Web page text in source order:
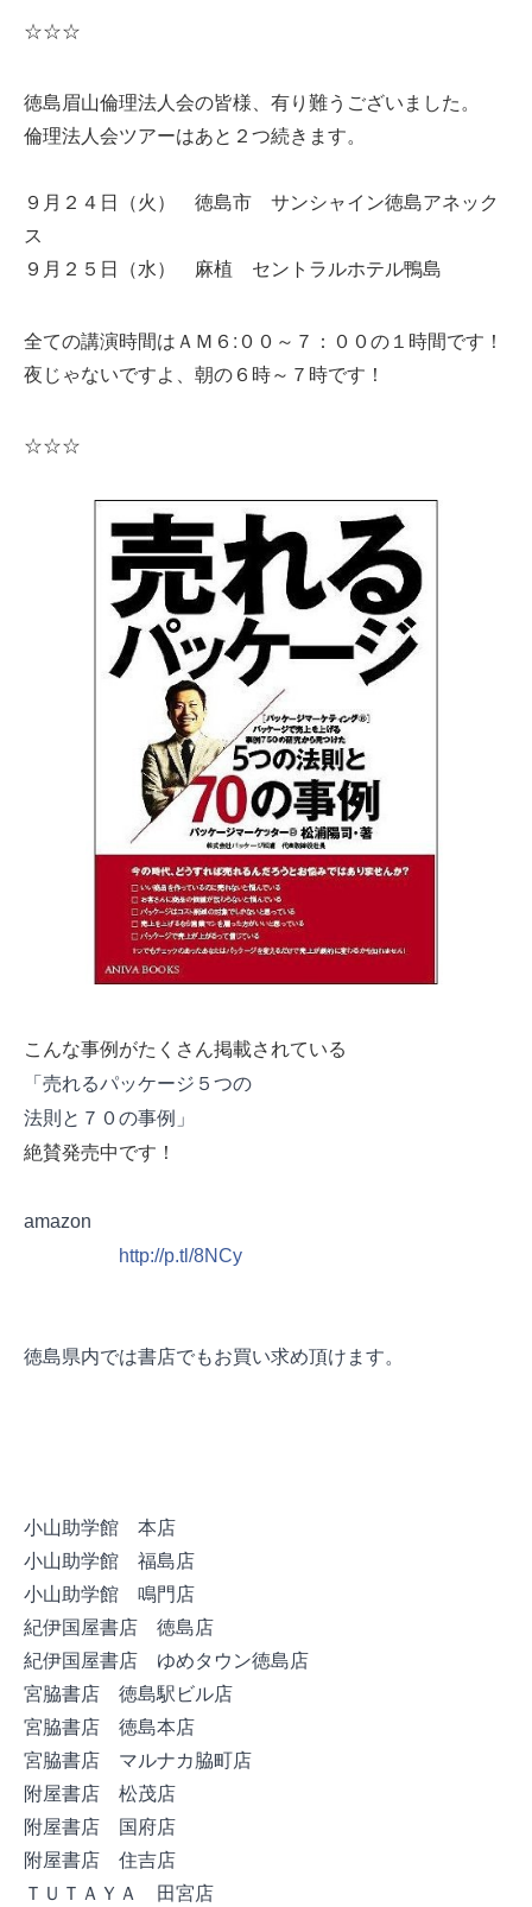
☆☆☆
徳島眉山倫理法人会の皆様、有り難うございました。
倫理法人会ツアーはあと２つ続きます。
９月２４日（火） 徳島市 サンシャイン徳島アネック
ス
９月２５日（水） 麻植 セントラルホテル鴨島
全ての講演時間はＡＭ６:００～７：００の１時間です！
夜じゃないですよ、朝の６時～７時です！
☆☆☆
こんな事例がたくさん掲載されている
「売れるパッケージ５つの
法則と７０の事例」
絶賛発売中です！
amazon
http://p.tl/8NCy
徳島県内では書店でもお買い求め頂けます。
小山助学館 本店
小山助学館 福島店
小山助学館 鳴門店
紀伊国屋書店 徳島店
紀伊国屋書店 ゆめタウン徳島店
宮脇書店 徳島駅ビル店
宮脇書店 徳島本店
宮脇書店 マルナカ脇町店
附屋書店 松茂店
附屋書店 国府店
附屋書店 住吉店
ＴＵＴＡＹＡ 田宮店